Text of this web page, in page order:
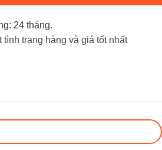
24 tháng.
tình trạng hàng và giá tốt nhất